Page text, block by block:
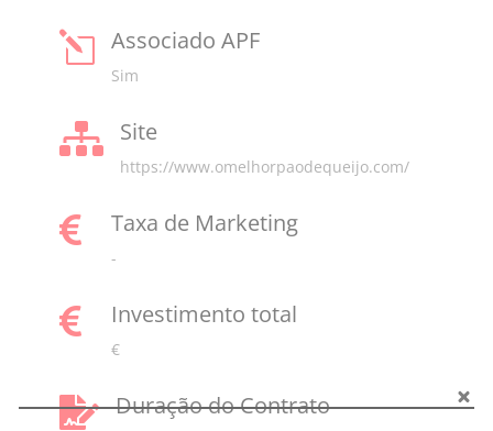
l Associado APF
Sim
 Site
https://www.omelhorpaodequeijo.com/
 Taxa de Marketing
-
 Investimento total
€
 Duração do Contrato